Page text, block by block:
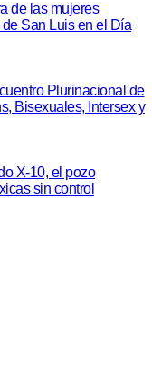
de las mujeres
San Luis en el Día
Plurinacional de
Bisexuales, Intersex y
X-10, el pozo
sin control